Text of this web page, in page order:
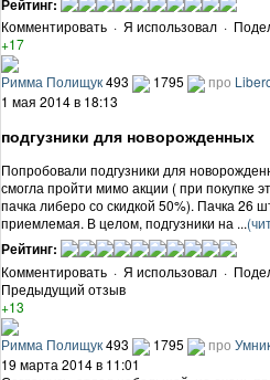
Комментировать · Я использовал ·
+17
Римма Полищук493 1795 про
1 мая 2014 в 18:13
подгузники для новорожденных
Попробовали подгузники для
смогла пройти мимо акции ( при покупке
пачка либеро со скидкой 50%). Пачка 26
приемлемая. В целом, подгузники на ...
Рейтинг:
Комментировать · Я использовал ·
Предыдущий отзыв
+13
Римма Полищук493 1795 про
19 марта 2014 в 11:01